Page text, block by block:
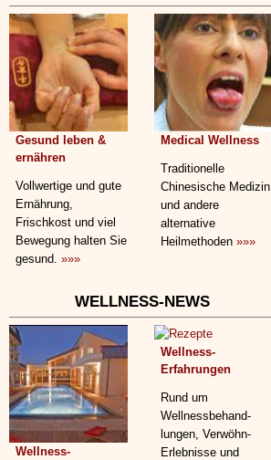
Gesund leben &
ernähren
Vollwertige und gute
Ernährung,
Frischkost und viel
Bewegung halten Sie
gesund. »»»
Medical Wellness
Traditionelle
Chinesische Medizin
und andere
alternative
Heilmethoden »»»
WELLNESS-NEWS
Wellness-
Wellness-
Erfahrungen
Rund um
Wellnessbehand­
lungen, Verwöhn-
Erlebnisse und